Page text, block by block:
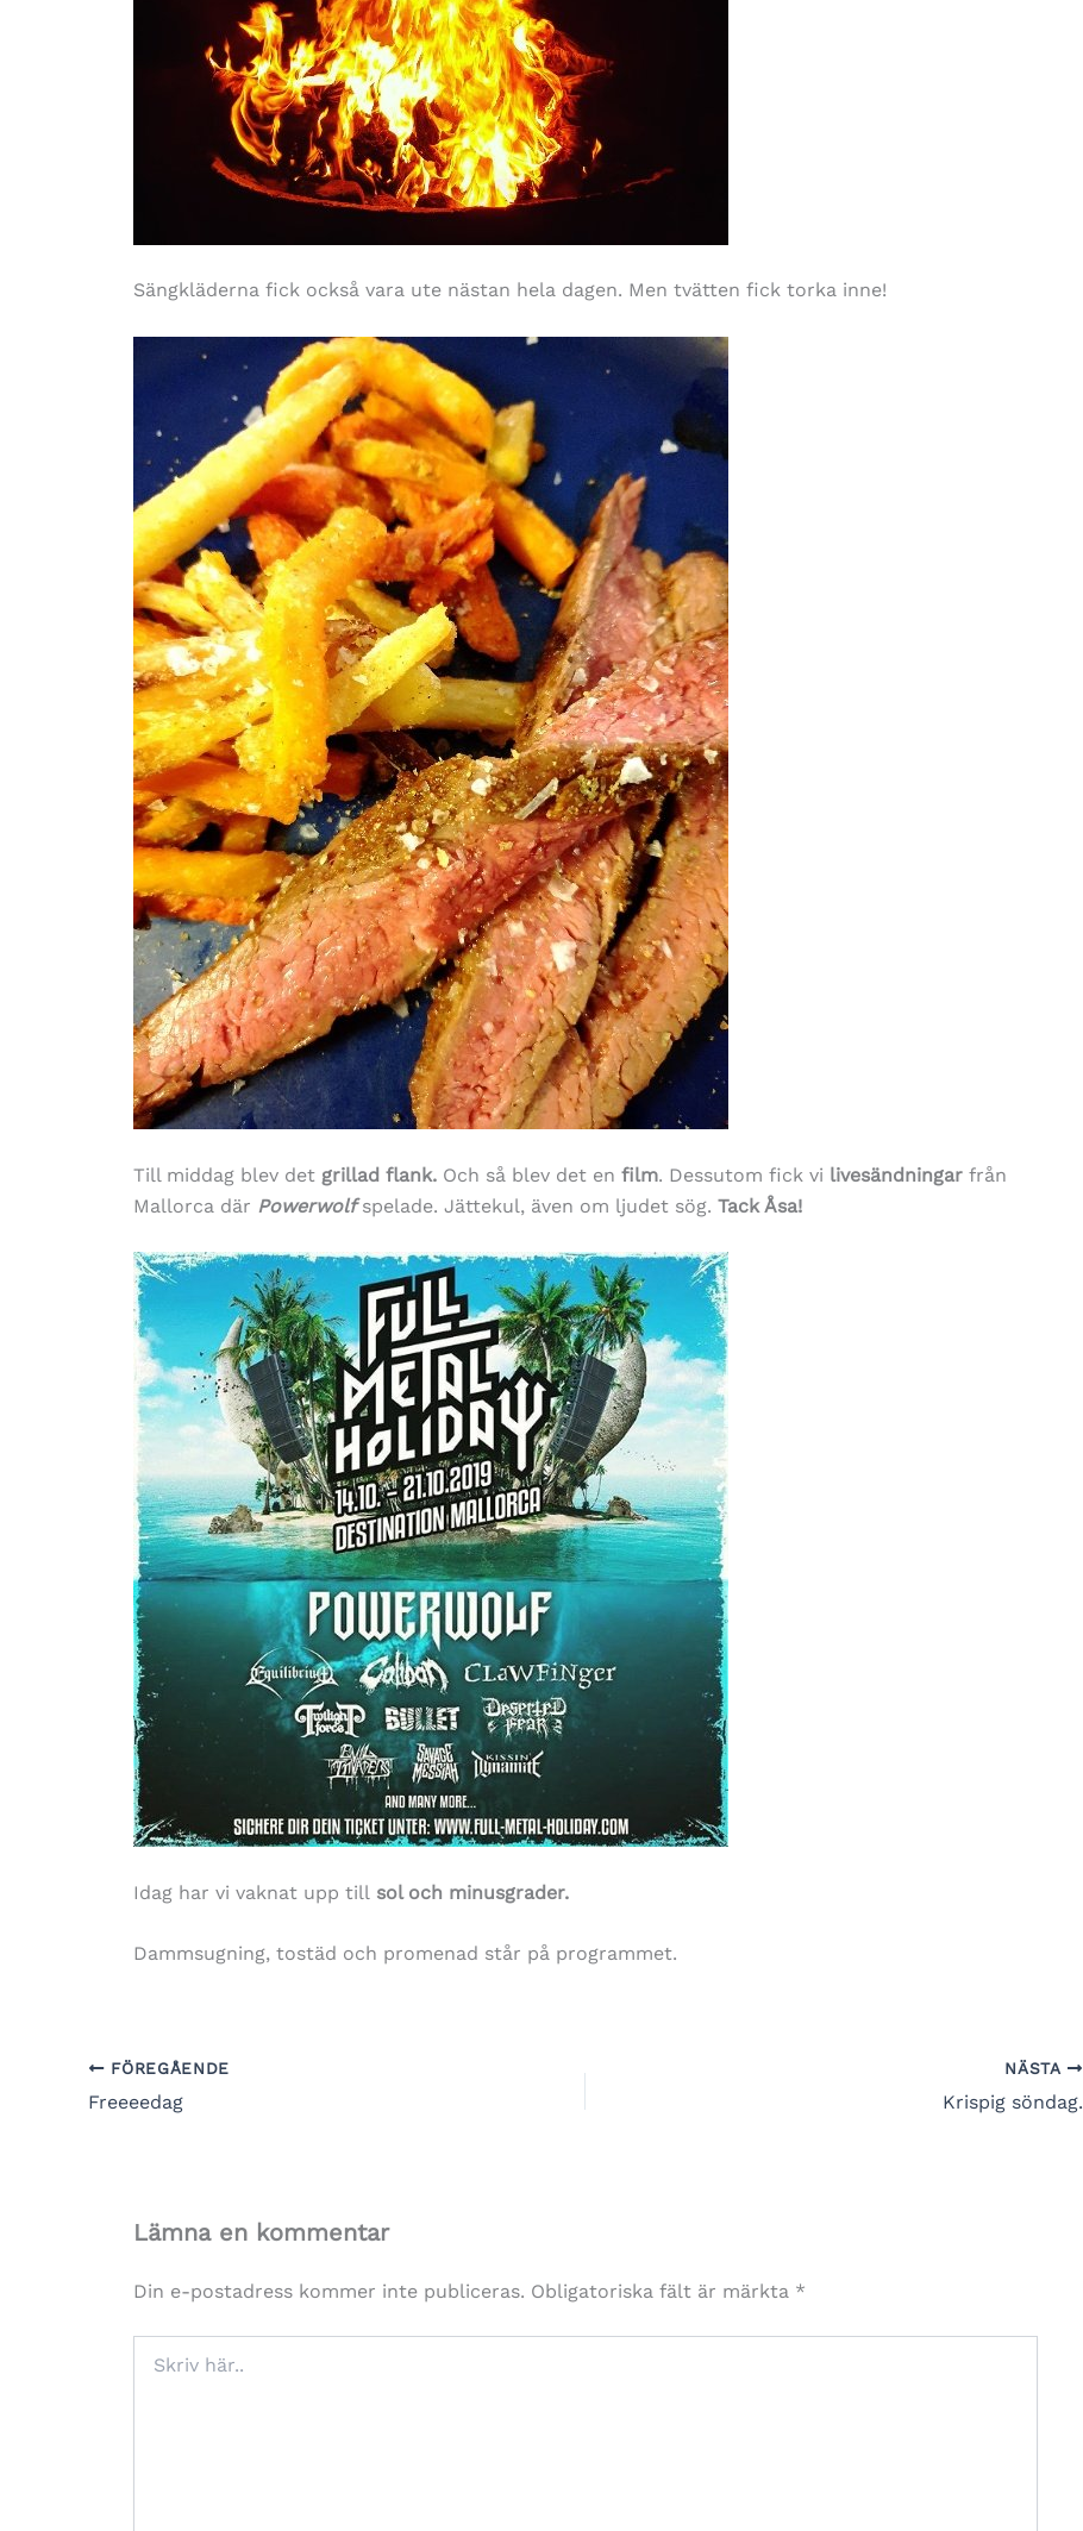
Sängkläderna fick också vara ute nästan hela dagen. Men tvätten fick torka inne!
Till middag blev det grillad flank. Och så blev det en film. Dessutom fick vi livesändningar från
Mallorca där Powerwolfspelade. Jättekul, även om ljudet sög. Tack Åsa!
Idag har vi vaknat upp till sol och minusgrader.
Dammsugning, tostäd och promenad står på programmet.
FÖREGÅENDE
Freeeedag
NÄSTA
Krispig söndag.
Lämna en kommentar
Din e-postadress kommer inte publiceras. Obligatoriska fält är märkta *
här..